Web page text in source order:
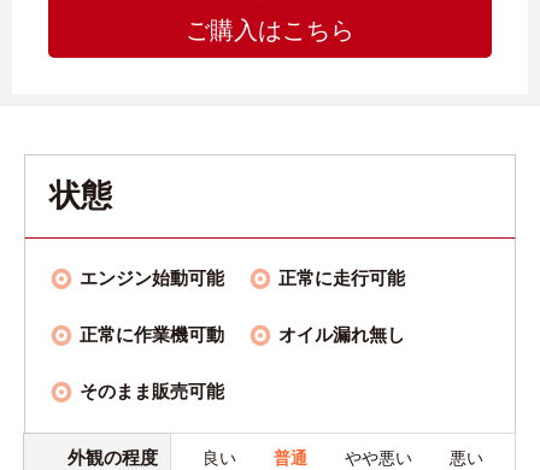
ご購入はこちら
状態
エンジン始動可能 正常に走行可能
正常に作業機可動 オイル漏れ無し
そのまま販売可能
外観の程度 良い 普通 やや悪い 悪い